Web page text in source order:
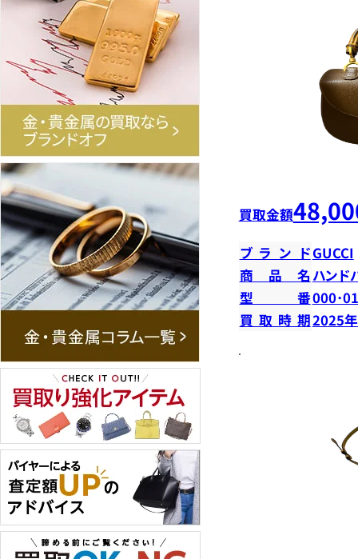
買取金額
ブランドGUCCI
商品名 ハンド
型番000･
買取時期2025